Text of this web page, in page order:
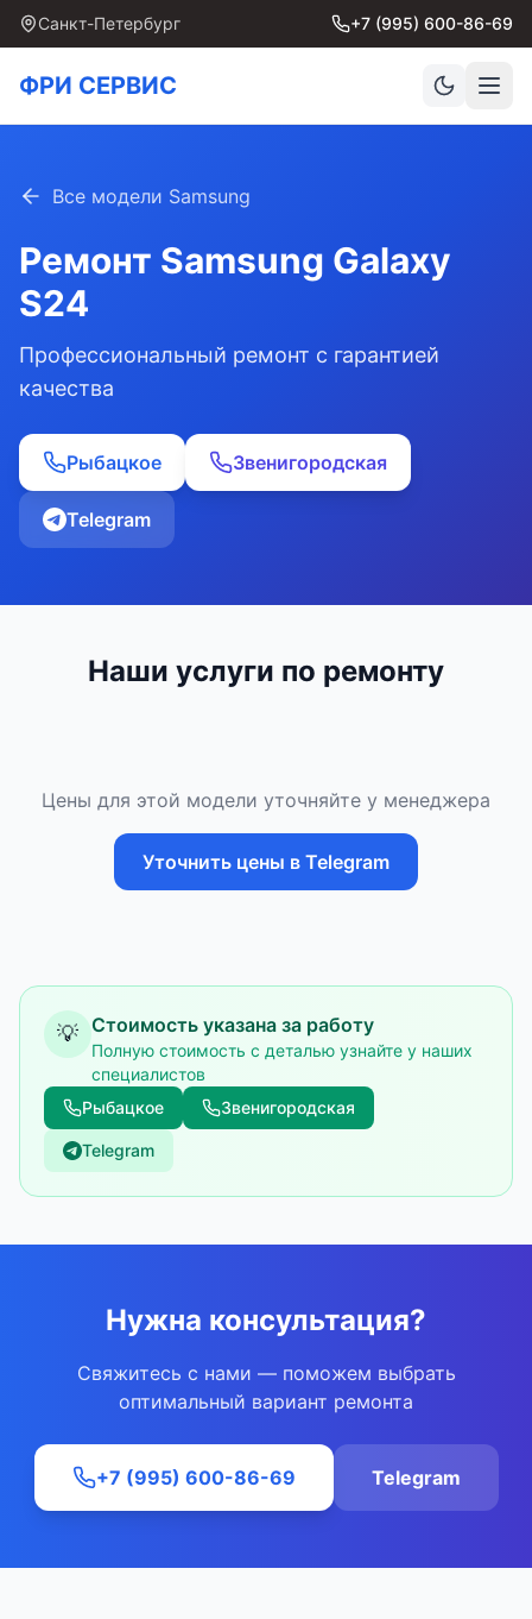
Санкт-Петербург +7 (995) 600-86-69
ФРИ СЕРВИС
Все модели Samsung
Ремонт Samsung Galaxy
S24
Профессиональный ремонт с гарантией
качества
Рыбацкое Звенигородская
Telegram
Наши услуги по ремонту
Цены для этой модели уточняйте у менеджера
Уточнить цены в Telegram
💡 Стоимость указана за работу
Полную стоимость с деталью узнайте у наших
специалистов
Рыбацкое
Звенигородская
Telegram
Нужна консультация?
Свяжитесь с нами — поможем выбрать
оптимальный вариант ремонта
+7 (995) 600-86-69 Telegram